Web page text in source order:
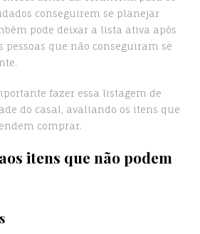
conseguirem se planejar
pode deixar a lista ativa após
pessoas que não conseguiram se
fazer essa listagem de
do casal, avaliando os itens que
comprar.
itens que não podem